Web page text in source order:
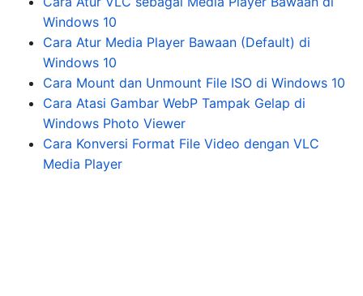
Windows 10
Cara Atur Media Player Bawaan (Default) di
Windows 10
Cara Mount dan Unmount File ISO di Windows 10
Cara Atasi Gambar WebP Tampak Gelap di
Windows Photo Viewer
Cara Konversi Format File Video dengan VLC
Media Player